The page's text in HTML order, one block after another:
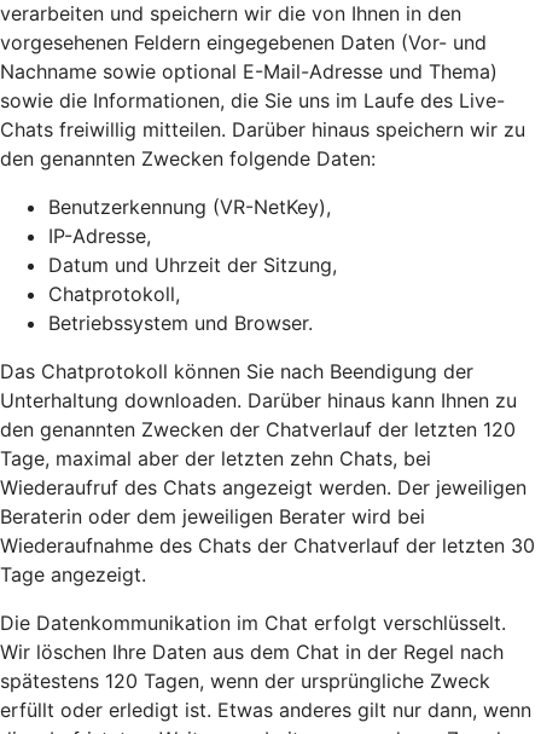
verarbeiten und speichern wir die von Ihnen in den
vorgesehenen Feldern eingegebenen Daten (Vor- und
Nachname sowie optional E-Mail-Adresse und Thema)
sowie die Informationen, die Sie uns im Laufe des Live-
Chats freiwillig mitteilen. Darüber hinaus speichern wir zu
den genannten Zwecken folgende Daten:
Benutzerkennung (VR-NetKey),
IP-Adresse,
Datum und Uhrzeit der Sitzung,
Chatprotokoll,
Betriebssystem und Browser.
Das Chatprotokoll können Sie nach Beendigung der
Unterhaltung downloaden. Darüber hinaus kann Ihnen zu
den genannten Zwecken der Chatverlauf der letzten 120
Tage, maximal aber der letzten zehn Chats, bei
Wiederaufruf des Chats angezeigt werden. Der jeweiligen
Beraterin oder dem jeweiligen Berater wird bei
Wiederaufnahme des Chats der Chatverlauf der letzten 30
Tage angezeigt.
Die Datenkommunikation im Chat erfolgt verschlüsselt.
Wir löschen Ihre Daten aus dem Chat in der Regel nach
spätestens 120 Tagen, wenn der ursprüngliche Zweck
erfüllt oder erledigt ist. Etwas anderes gilt nur dann, wenn